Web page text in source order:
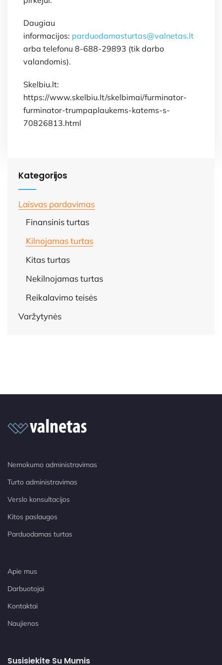
Daugiau
informacijos: parduodamasturtas@valnetas.lt
arba telefonu 8-688-29893 (tik darbo
valandomis).
Skelbiu.lt:
https://www.skelbiu.lt/skelbimai/furminator-
furminator-trumpaplaukems-katems-s-
70826813.html
Kategorijos
Laisvas pardavimas
Finansinis turtas
Kilnojamas turtas
Kitas turtas
Nekilnojamas turtas
Reikalavimo teisės
Varžytynės
Nemokumo administravimas
Turto administravimas
Verslo konsultacijos
Kitos paslaugos
Parduodamas turtas
Apie mus
Darbuotojai
Kontaktai
Naujienos
Susisiekite Su Mumis